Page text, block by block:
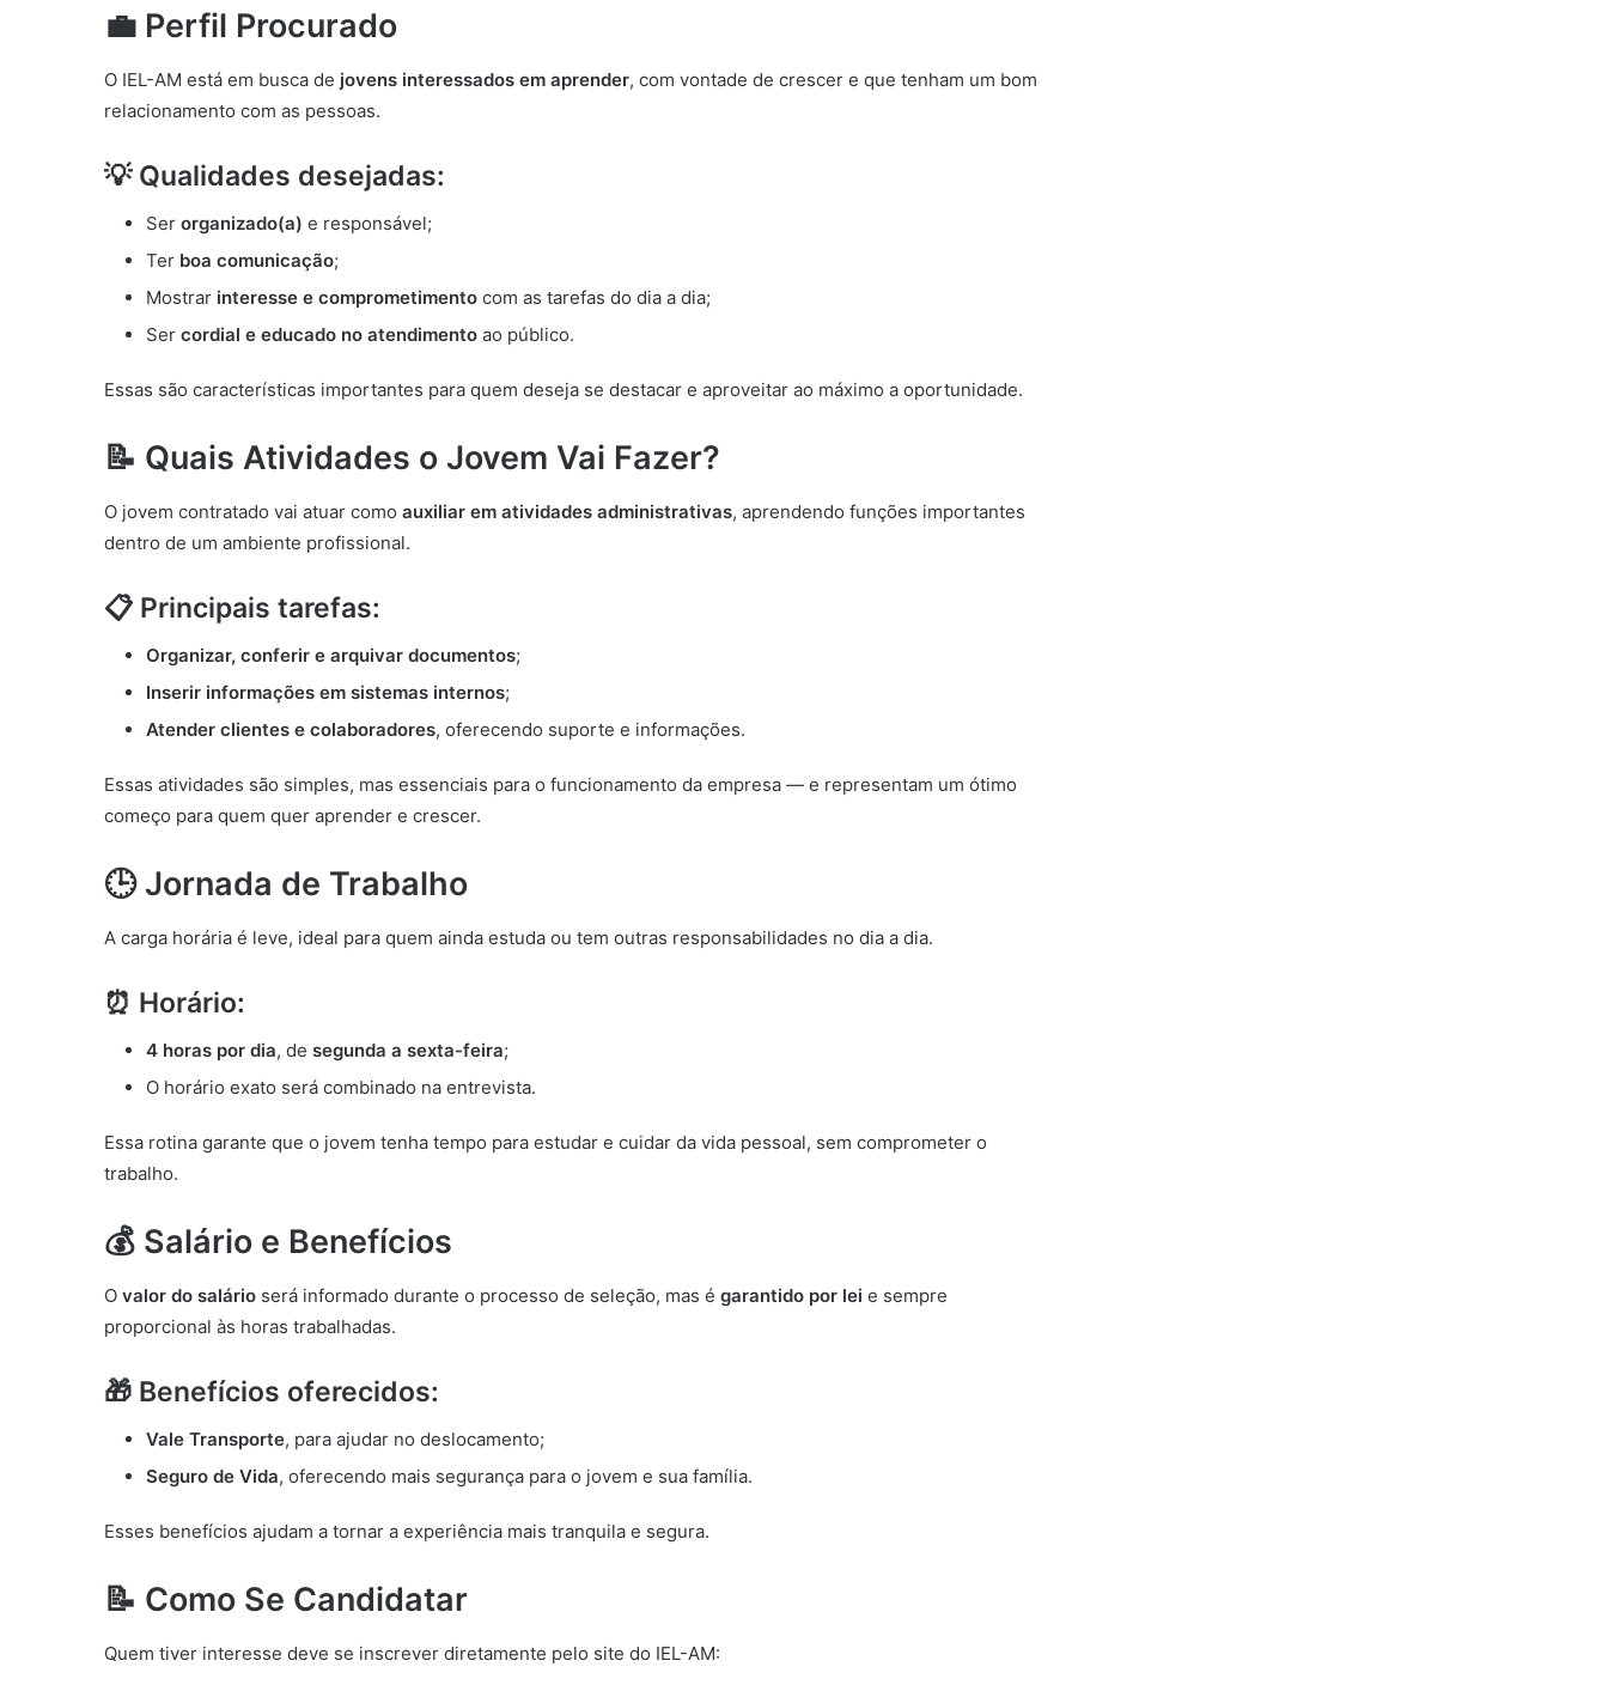
💼 Perfil Procurado
O IEL-AM está em busca de jovens interessados em aprender, com vontade de crescer e que tenham um bom
relacionamento com as pessoas.
💡 Qualidades desejadas:
Ser organizado(a) e responsável;
Ter boa comunicação;
Mostrar interesse e comprometimento com as tarefas do dia a dia;
Ser cordial e educado no atendimento ao público.
Essas são características importantes para quem deseja se destacar e aproveitar ao máximo a oportunidade.
📝 Quais Atividades o Jovem Vai Fazer?
O jovem contratado vai atuar como auxiliar em atividades administrativas, aprendendo funções importantes
dentro de um ambiente profissional.
📋 Principais tarefas:
Organizar, conferir e arquivar documentos;
Inserir informações em sistemas internos;
Atender clientes e colaboradores, oferecendo suporte e informações.
Essas atividades são simples, mas essenciais para o funcionamento da empresa — e representam um ótimo
começo para quem quer aprender e crescer.
🕒 Jornada de Trabalho
A carga horária é leve, ideal para quem ainda estuda ou tem outras responsabilidades no dia a dia.
⏰ Horário:
4 horas por dia, de segunda a sexta-feira;
O horário exato será combinado na entrevista.
Essa rotina garante que o jovem tenha tempo para estudar e cuidar da vida pessoal, sem comprometer o
trabalho.
💰 Salário e Benefícios
O valor do salário será informado durante o processo de seleção, mas é garantido por lei e sempre
proporcional às horas trabalhadas.
🎁 Benefícios oferecidos:
Vale Transporte, para ajudar no deslocamento;
Seguro de Vida, oferecendo mais segurança para o jovem e sua família.
Esses benefícios ajudam a tornar a experiência mais tranquila e segura.
📝 Como Se Candidatar
Quem tiver interesse deve se inscrever diretamente pelo site do IEL-AM: